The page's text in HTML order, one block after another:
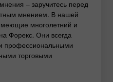
– заручитесь перед
мнением. В нашей
многолетний и
Форекс. Они всегда
профессиональными
торговыми